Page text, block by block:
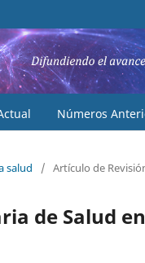
Números
salud / Artículo de
de Salud